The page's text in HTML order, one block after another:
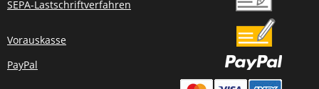
SEPA-Lastschriftverfahren
Vorauskasse
PayPal